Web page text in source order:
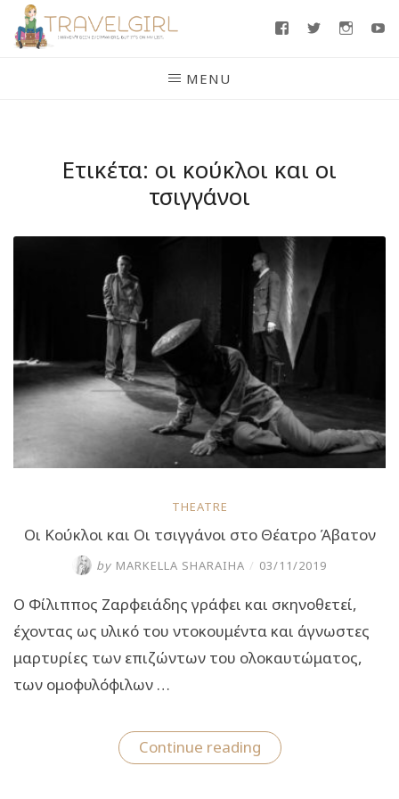
Skip
FacebookTwitter
MENU
Ετικέτα: οι κούκλοι και οι
τσιγγάνοι
THEATRE
Οι Κούκλοι και Οι τσιγγάνοι στο Θέατρο Άβατον
by MARKELLA SHARAIHA / 03/11/2019
Ο Φίλιππος Ζαρφειάδης γράφει και σκηνοθετεί,
έχοντας ως υλικό του ντοκουμέντα και άγνωστες
μαρτυρίες των επιζώντων του ολοκαυτώματος,
των ομοφυλόφιλων …
Continue reading“Οι
Κούκλοι